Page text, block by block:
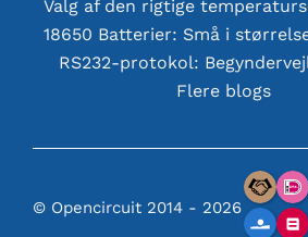
RS232-protokol:
Flere blogs
© Opencircuit 2014 - 2026